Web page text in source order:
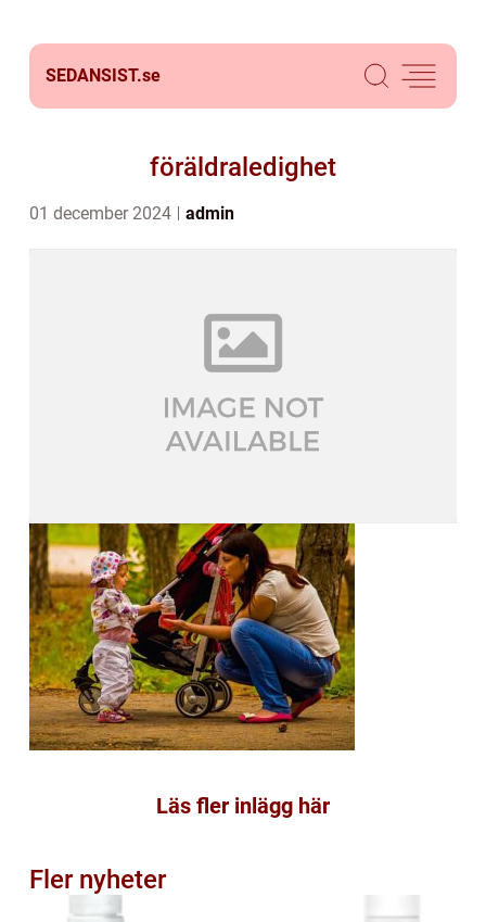
SEDANSIST.se
föräldraledighet
01 december 2024 admin
Läs fler inlägg här
Fler nyheter